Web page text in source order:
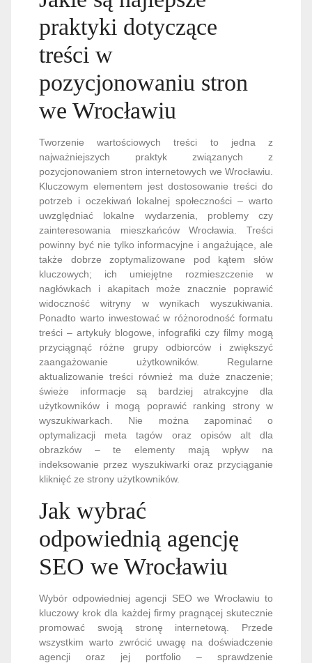
praktyki dotyczące
treści w
pozycjonowaniu stron
we Wrocławiu
Tworzenie wartościowych treści to jedna z
najważniejszych praktyk związanych z
pozycjonowaniem stron internetowych we Wrocławiu.
Kluczowym elementem jest dostosowanie treści do
potrzeb i oczekiwań lokalnej społeczności – warto
uwzględniać lokalne wydarzenia, problemy czy
zainteresowania mieszkańców Wrocławia. Treści
powinny być nie tylko informacyjne i angażujące, ale
także dobrze zoptymalizowane pod kątem słów
kluczowych; ich umiejętne rozmieszczenie w
nagłówkach i akapitach może znacznie poprawić
widoczność witryny w wynikach wyszukiwania.
Ponadto warto inwestować w różnorodność formatu
treści – artykuły blogowe, infografiki czy filmy mogą
przyciągnąć różne grupy odbiorców i zwiększyć
zaangażowanie użytkowników. Regularne
aktualizowanie treści również ma duże znaczenie;
świeże informacje są bardziej atrakcyjne dla
użytkowników i mogą poprawić ranking strony w
wyszukiwarkach. Nie można zapominać o
optymalizacji meta tagów oraz opisów alt dla
obrazków – te elementy mają wpływ na
indeksowanie przez wyszukiwarki oraz przyciąganie
kliknięć ze strony użytkowników.
Jak wybrać
odpowiednią agencję
SEO we Wrocławiu
Wybór odpowiedniej agencji SEO we Wrocławiu to
kluczowy krok dla każdej firmy pragnącej skutecznie
promować swoją stronę internetową. Przede
wszystkim warto zwrócić uwagę na doświadczenie
agencji oraz jej portfolio – sprawdzenie